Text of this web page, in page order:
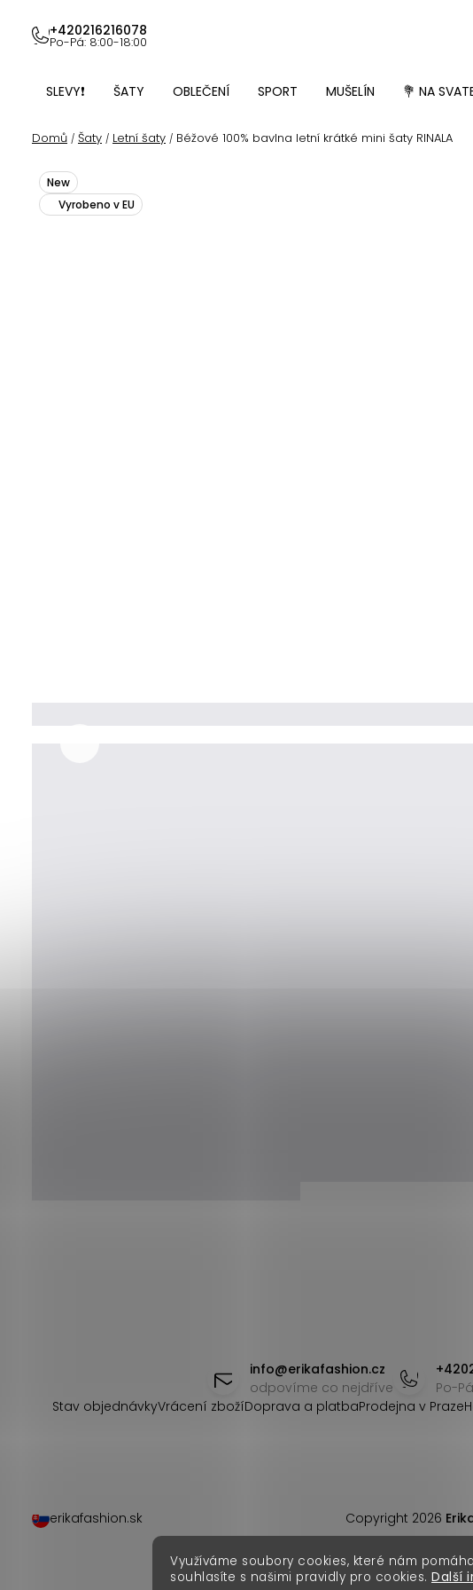
Využíváme soubory cookies, které nám
souhlasíte s našimi pravidly pro cookies. Další
obsah
+420216216078
Po-Pá: 8:00-18:00
SLEVY❗ ŠATY OBLEČENÍ SPORT MUŠELÍN 💐 NA
Domů / Šaty / Letní šaty / Béžové 100% bavlna letní krátké mini šaty RINALA
New
Vyrobeno v EU
info@erikafashion.cz
odpovíme co nejdříve
Po-
Stav objednávkyVrácení zbožíDoprava a platbaProdejna v Praze
Copyright 2026
erikafashion.sk